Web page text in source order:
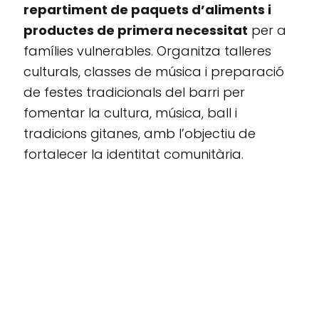
repartiment de paquets d’aliments i
productes de primera necessitat per a
famílies vulnerables. Organitza talleres
culturals, classes de música i preparació
de festes tradicionals del barri per
fomentar la cultura, música, ball i
tradicions gitanes, amb l’objectiu de
fortalecer la identitat comunitària.